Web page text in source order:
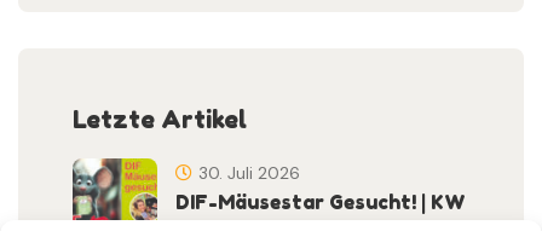
Letzte Artikel
DIF-Mäusestar Gesucht! | KW
30. Juli 2026